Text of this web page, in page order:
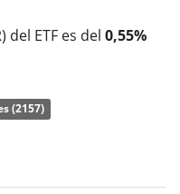
del ETF es del 0,55%
del índice subyacente
en el ETF.
Swap II UCITS ETF
(2157)